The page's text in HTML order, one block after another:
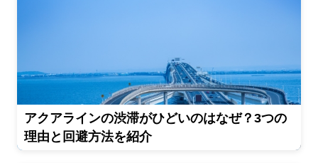
アクアラインの渋滞がひどいのはなぜ？3つの
理由と回避方法を紹介